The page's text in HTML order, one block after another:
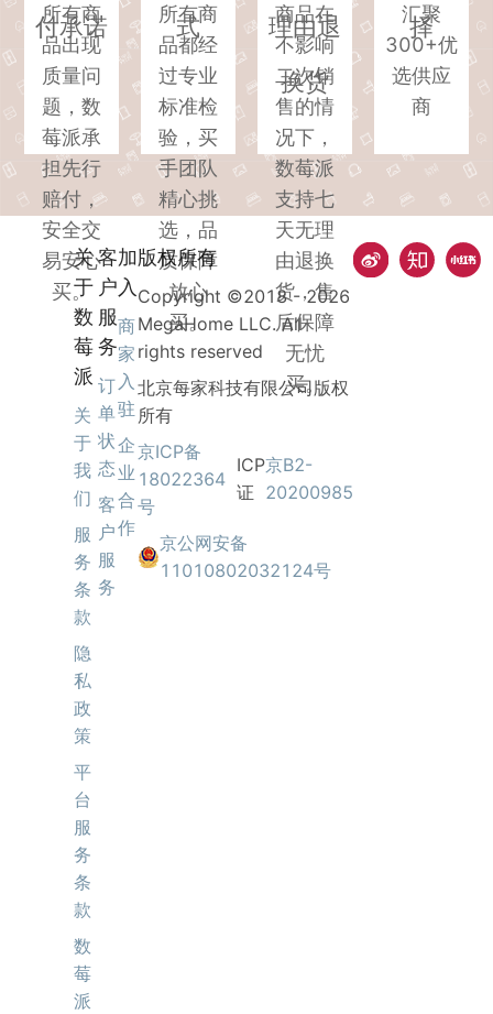
付承诺
所有商
品出现
质量问
题，数
莓派承
担先行
赔付，
安全交
易安心
买。
式
所有商
品都经
过专业
标准检
验，买
手团队
精心挑
选，品
质保障
放心
买。
理由退
换货
商品在
不影响
二次销
售的情
况下，
数莓派
支持七
天无理
由退换
货，售
后保障
无忧
买。
择
汇聚
300+优
选供应
商
关
于
数
莓
派
关
于
我
们
服
务
条
款
隐
私
政
策
平
台
服
务
条
款
数
莓
派
客
户
服
务
订
单
状
态
客
户
服
务
加
入
商
家
入
驻
企
业
合
作
版权所有
Copyright ©2018 -2026
MegaHome LLC. All
rights reserved
北京每家科技有限公司版权
所有
京ICP备
18022364
号
ICP
证
京B2-
20200985
京公网安备
11010802032124号